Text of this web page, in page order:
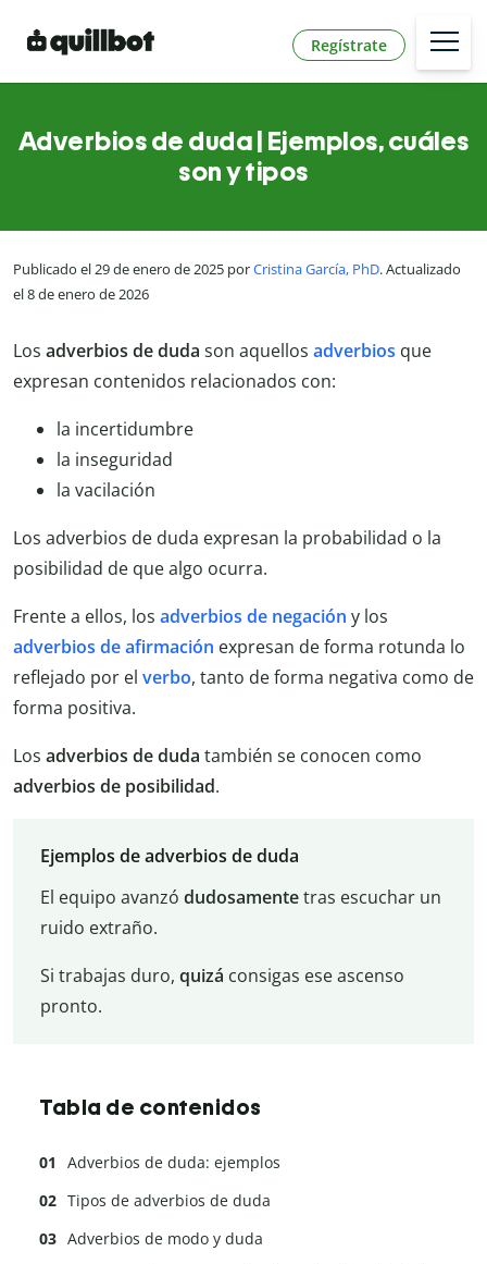
Regístrate
Adverbios de duda | Ejemplos, cuáles
son y tipos
Publicado el 29 de enero de 2025 porCristina García, PhD. Actualizado
el 8 de enero de 2026
Los adverbios de duda son aquellos adverbios que
expresan contenidos relacionados con:
la incertidumbre
la inseguridad
la vacilación
Los adverbios de duda expresan la probabilidad o la
posibilidad de que algo ocurra.
Frente a ellos, los adverbios de negación y los
adverbios de afirmación expresan de forma rotunda lo
reflejado por el verbo, tanto de forma negativa como de
forma positiva.
Los adverbios de duda también se conocen como
adverbios de posibilidad.
Ejemplos de adverbios de duda
El equipo avanzó dudosamentetras escuchar un
ruido extraño.
Si trabajas duro, quizá consigas ese ascenso
pronto.
Tabla de contenidos
Adverbios de duda: ejemplos
Tipos de adverbios de duda
Adverbios de modo y duda